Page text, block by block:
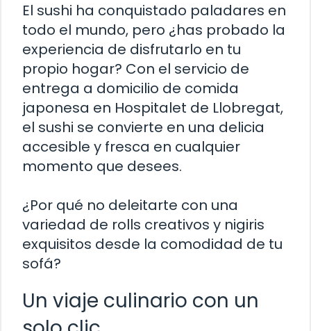
El sushi ha conquistado paladares en
todo el mundo, pero ¿has probado la
experiencia de disfrutarlo en tu
propio hogar? Con el servicio de
entrega a domicilio de comida
japonesa en Hospitalet de Llobregat,
el sushi se convierte en una delicia
accesible y fresca en cualquier
momento que desees.
¿Por qué no deleitarte con una
variedad de rolls creativos y nigiris
exquisitos desde la comodidad de tu
sofá?
Un viaje culinario con un